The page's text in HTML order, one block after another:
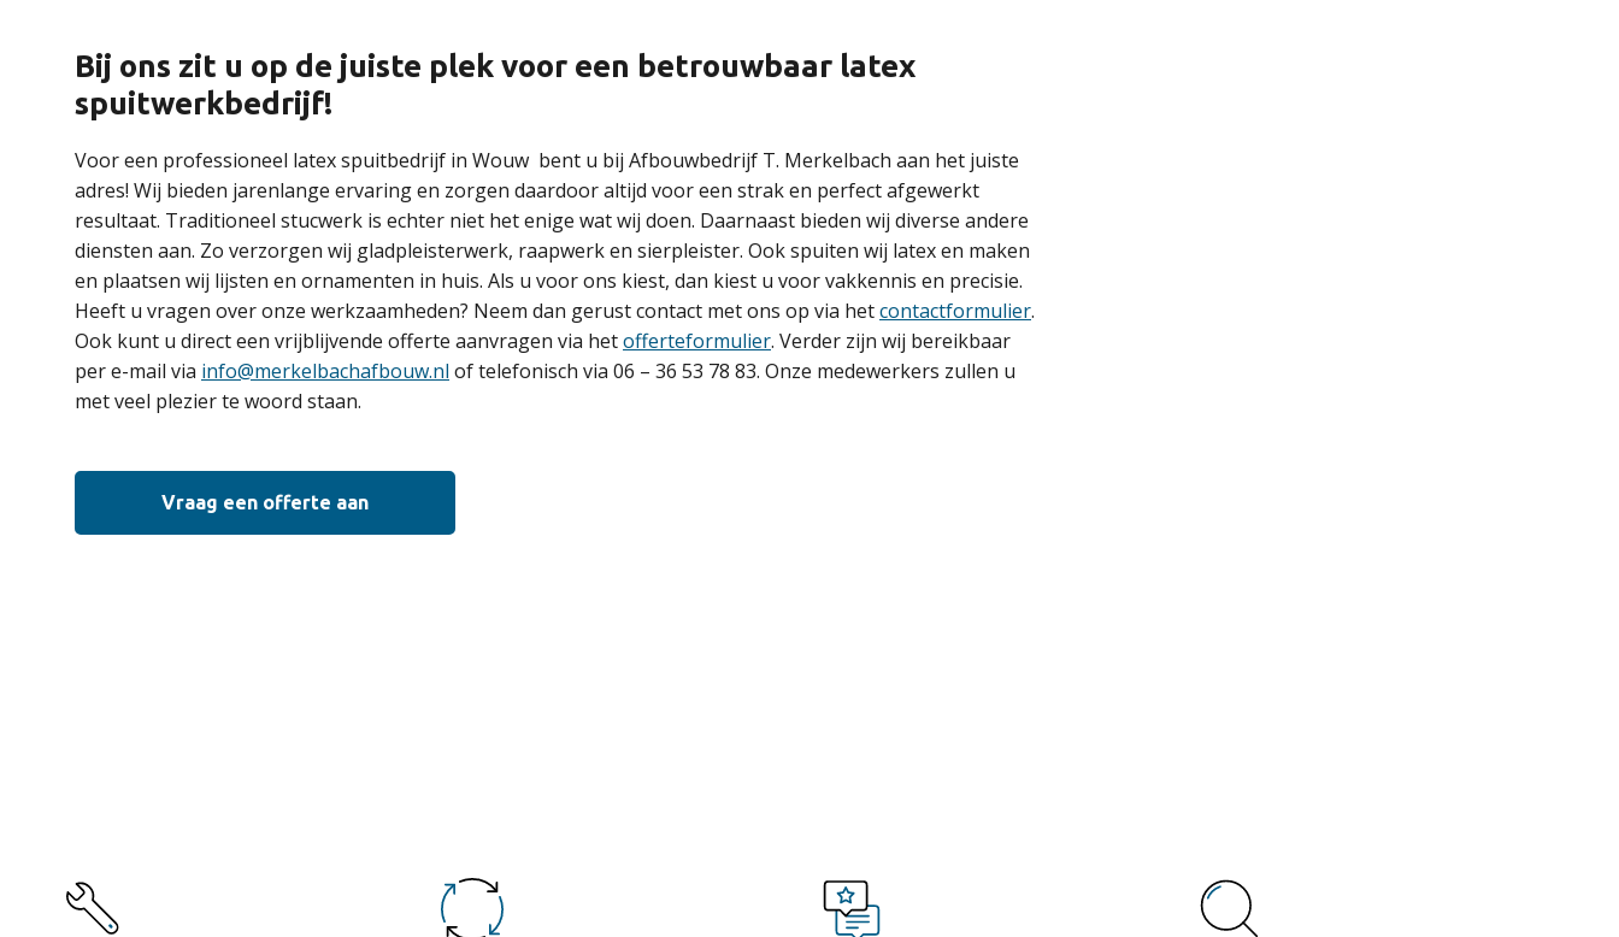
Bij ons zit u op de juiste plek voor een betrouwbaar latex
spuitwerkbedrijf!
Voor een professioneel latex spuitbedrijf in Wouw bent u bij Afbouwbedrijf T. Merkelbach aan het juiste
adres! Wij bieden jarenlange ervaring en zorgen daardoor altijd voor een strak en perfect afgewerkt
resultaat. Traditioneel stucwerk is echter niet het enige wat wij doen. Daarnaast bieden wij diverse andere
diensten aan. Zo verzorgen wij gladpleisterwerk, raapwerk en sierpleister. Ook spuiten wij latex en maken
en plaatsen wij lijsten en ornamenten in huis. Als u voor ons kiest, dan kiest u voor vakkennis en precisie.
Heeft u vragen over onze werkzaamheden? Neem dan gerust contact met ons op via hetcontactformulier.
Ook kunt u direct een vrijblijvende offerte aanvragen via hetofferteformulier. Verder zijn wij bereikbaar
per e-mail via info@merkelbachafbouw.nl of telefonisch via 06 – 36 53 78 83. Onze medewerkers zullen u
met veel plezier te woord staan.
Vraag een offerte aan